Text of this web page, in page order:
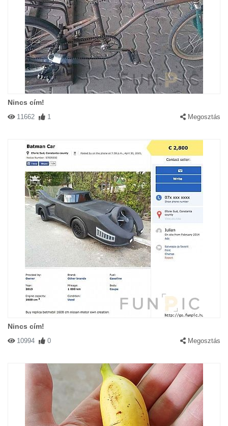
Nincs cím!
11662 1 Megosztás
Nincs cím!
10994 0 Megosztás